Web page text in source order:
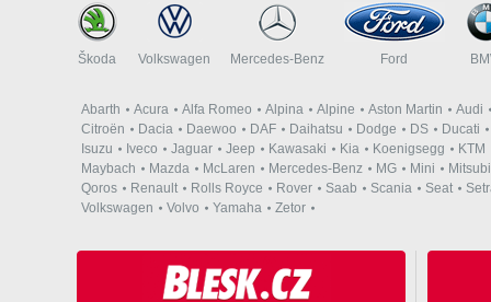
Škoda Volkswagen Mercedes-Benz Ford
Abarth Acura Alfa Romeo Alpina Alpine Aston Martin
Audi
Citroën
Dacia Daewoo DAF Daihatsu Dodge DS
Ducati
Isuzu
Iveco Jaguar Jeep Kawasaki Kia Koenigsegg
KTM
Maybach
Mazda McLaren Mercedes-Benz MG Mini
Qoros
Renault Rolls Royce Rover Saab Scania Seat
Volkswagen
Volvo Yamaha Zetor